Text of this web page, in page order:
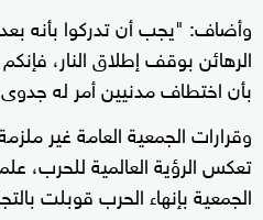
وأضاف: "يجب أن تدركوا بأنه
الرهائن بوقف إطلاق النار،
بأن اختطاف مدنيين أمر له
وقرارات الجمعية العامة غير
تعكس الرؤية العالمية للحرب،
الجمعية بإنهاء الحرب قوبلت